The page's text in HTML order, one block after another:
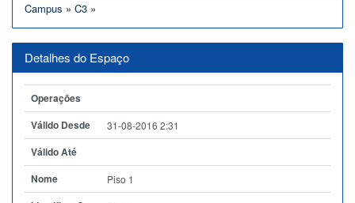
Campus » C3 »
Detalhes do Espaço
Operações
Válido Desde
31-08-2016 2:31
Válido Até
Nome
Piso 1